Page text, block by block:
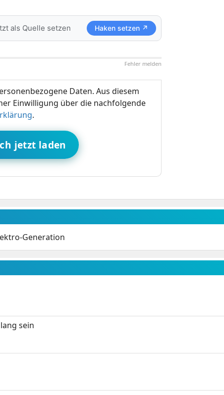
als Quelle setzen Haken setzen ↗
Fehler melden
Daten. Aus diesem
Einwilligung über die nachfolgende
.
jetzt laden
Generation
sein